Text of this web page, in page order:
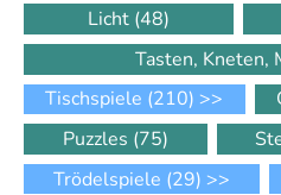
Licht (48)
Tasten, Kneten,
Tischspiele (210) >>
Puzzles (75)
Trödelspiele (29) >>